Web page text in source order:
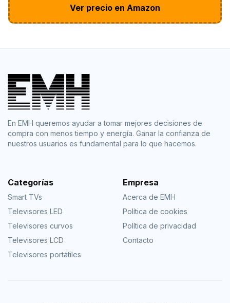
Ver precio en Amazon
En EMH queremos ayudar a tomar mejores decisiones de
compra con menos tiempo y energía. Ganar la confianza de
nuestros usuarios es fundamental para lo que hacemos.
Categorías
Smart TVs
Televisores LED
Televisores curvos
Televisores LCD
Televisores portátiles
Empresa
Acerca de EMH
Política de cookies
Política de privacidad
Contacto